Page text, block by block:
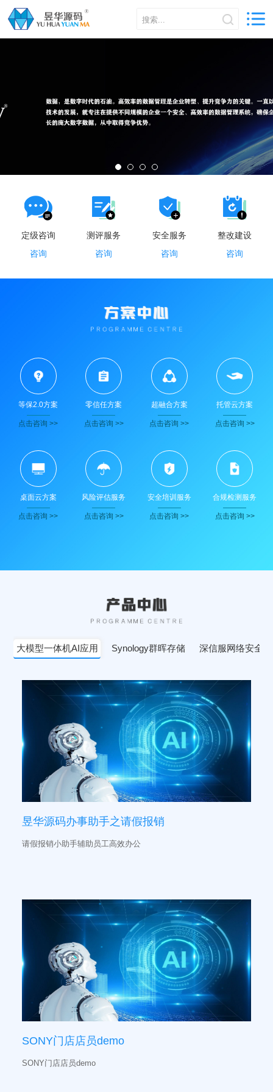
定级咨询
咨询
测评服务
咨询
安全服务
咨询
整改建设
咨询
等保2.0方案
点击咨询 >>
零信任方案
点击咨询 >>
超融合方案
点击咨询 >>
托管云方案
点击咨询 >>
桌面云方案
点击咨询 >>
风险评估服务
点击咨询 >>
安全培训服务
点击咨询 >>
合规检测服务
点击咨询 >>
大模型一体机AI应用 Synology群晖存储 深信服网络安全
昱华源码办事助手之请假报销
请假报销小助手辅助员工高效办公
SONY门店店员demo
SONY门店店员demo